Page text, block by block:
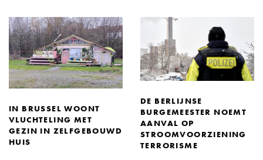
IN BRUSSEL WOONT
VLUCHTELING MET
GEZIN IN ZELFGEBOUWD
HUIS
DE BERLIJNSE
BURGEMEESTER NOEMT
AANVAL OP
STROOMVOORZIENING
TERRORISME